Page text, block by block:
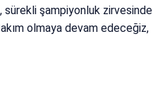
sürekli şampiyonluk zirvesinde
olmaya devam edeceğiz,